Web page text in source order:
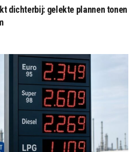
dichterbij: gelekte plannen tonen